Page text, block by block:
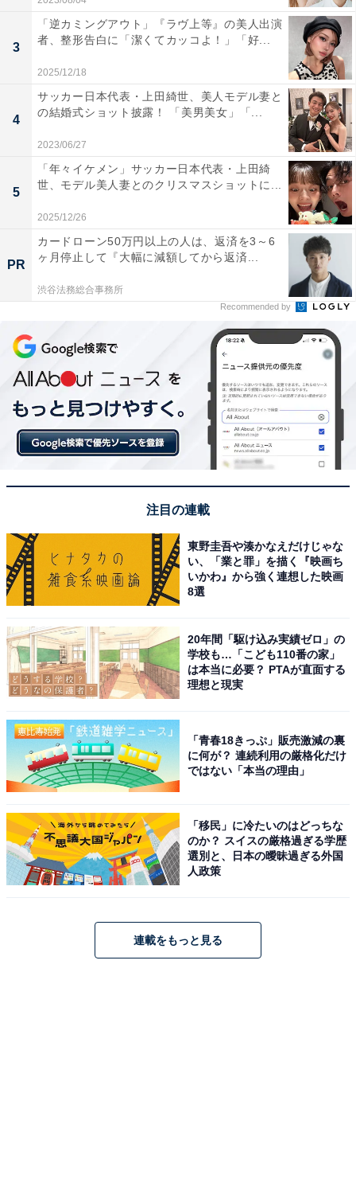
3
「逆カミングアウト」『ラヴ上等』の美人出演
者、整形告白に「潔くてカッコよ！」「好...
2025/12/18
4
サッカー日本代表・上田綺世、美人モデル妻と
の結婚式ショット披露！ 「美男美女」「...
2023/06/27
5
「年々イケメン」サッカー日本代表・上田綺
世、モデル美人妻とのクリスマスショットに...
2025/12/26
PR
カードローン50万円以上の人は、返済を3～6
ヶ月停止して『大幅に減額してから返済...
渋谷法務総合事務所
Recommended by
注目の連載
東野圭吾や湊かなえだけじゃな
い、「業と罪」を描く『映画ち
いかわ』から強く連想した映画
8選
20年間「駆け込み実績ゼロ」の
学校も…「こども110番の家」
は本当に必要？ PTAが直面する
理想と現実
「青春18きっぷ」販売激減の裏
に何が？ 連続利用の厳格化だけ
ではない「本当の理由」
「移民」に冷たいのはどっちな
のか？ スイスの厳格過ぎる学歴
選別と、日本の曖昧過ぎる外国
人政策
連載をもっと見る